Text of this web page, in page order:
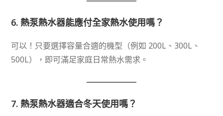
6.熱泵熱水器能應付全家熱水使用嗎？
可以！只要選擇容量合適的機型（例如 200L、300L、
500L），即可滿足家庭日常熱水需求。
7.熱泵熱水器適合冬天使用嗎？